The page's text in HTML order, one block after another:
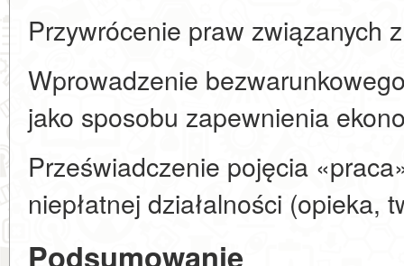
Przywrócenie praw związanych
Wprowadzenie
jako sposobu zapewnienia
Przeświadczenie pojęcia
niepłatnej działalności (opieka,
Podsumowanie